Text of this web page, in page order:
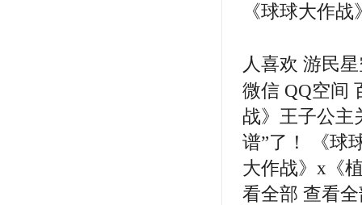
《球球大作
人喜欢 游民
微信 QQ空间
战》王子公主
谱”了！ 《球
大作战》x《
看全部 查看